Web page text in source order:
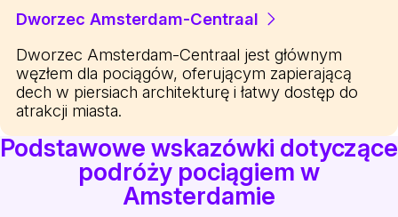
Dworzec Amsterdam-Centraal
Dworzec Amsterdam-Centraal jest głównym
węzłem dla pociągów, oferującym zapierającą
dech w piersiach architekturę i łatwy dostęp do
atrakcji miasta.
Podstawowe wskazówki dotyczące
podróży pociągiem w
Amsterdamie